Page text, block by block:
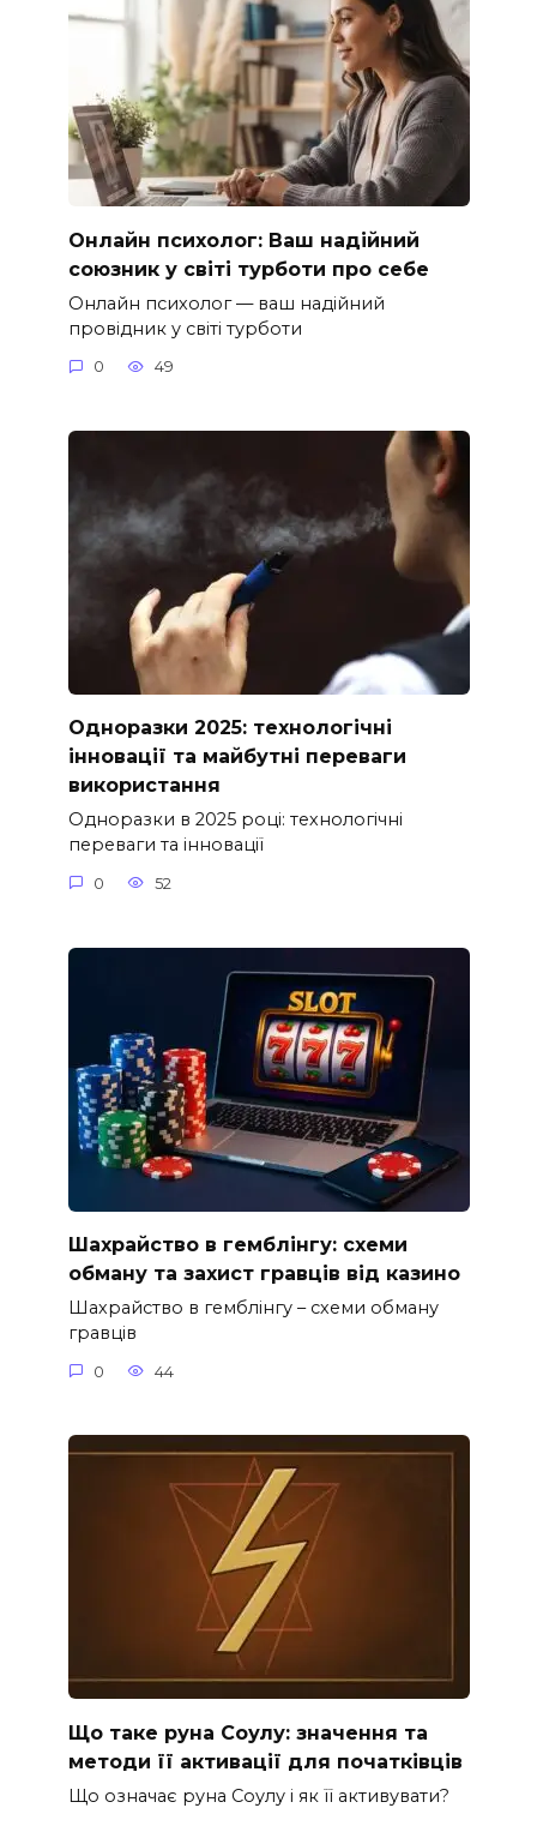
Онлайн психолог: Ваш надійний
союзник у світі турботи про себе
Онлайн психолог — ваш надійний
провідник у світі турботи
0 49
Одноразки 2025: технологічні
інновації та майбутні переваги
використання
Одноразки в 2025 році: технологічні
переваги та інновації
0 52
Шахрайство в гемблінгу: схеми
обману та захист гравців від казино
Шахрайство в гемблінгу – схеми обману
гравців
0 44
Що таке руна Соулу: значення та
методи її активації для початківців
Що означає руна Соулу і як її активувати?